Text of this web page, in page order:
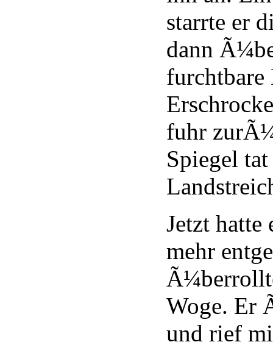
starrte er
dann
furchtbare
fuhr
Spiegel
Jetzt hatte
mehr
Woge. Er
und rief